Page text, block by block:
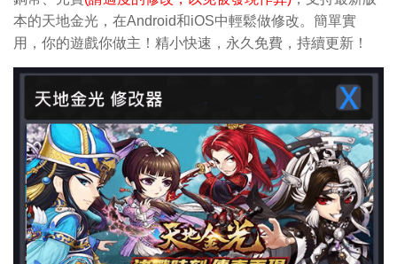
本的天地金光，在Android和iOS中輕鬆做修改。簡單實
用，你的遊戲你做主！精小快速，永久免費，持續更新！